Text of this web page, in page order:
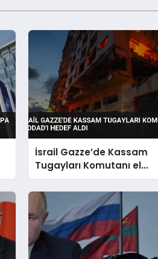
İsrail Gazze’de Kassam
Tugayları Komutanı el
Haddad’ı Hedef Aldı